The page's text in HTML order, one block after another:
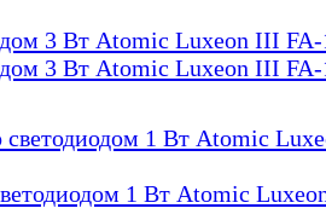
3 Вт Atomic Luxeon III
3 Вт Atomic Luxeon III
1 Вт Atomic